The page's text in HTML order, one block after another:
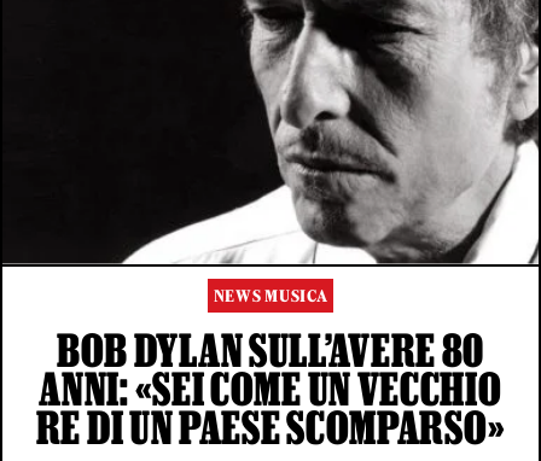
NEWS MUSICA
BOB DYLAN SULL’AVERE 80
ANNI: «SEI COME UN VECCHIO
RE DI UN PAESE SCOMPARSO»